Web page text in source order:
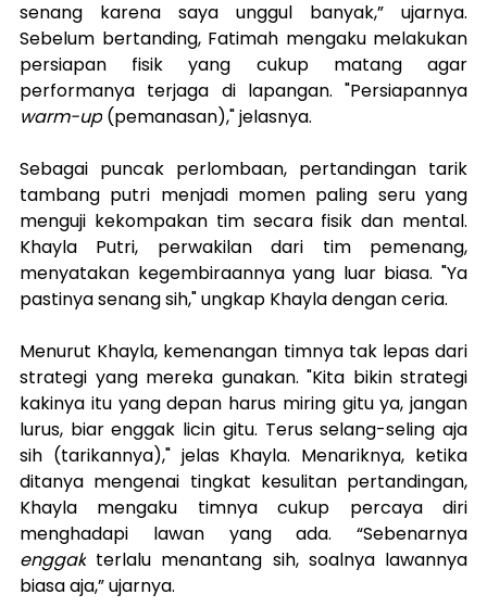
Sebelum bertanding, Fatimah mengaku melakukan
persiapan fisik yang cukup matang agar
warm-up (pemanasan)," jelasnya.
Sebagai puncak perlombaan, pertandingan tarik
tambang putri menjadi momen paling seru yang
menguji kekompakan tim secara fisik dan mental.
Khayla Putri, perwakilan dari tim pemenang,
menyatakan kegembiraannya yang luar biasa. "Ya
pastinya senang sih," ungkap Khayla dengan ceria.
Menurut Khayla, kemenangan timnya tak lepas dari
strategi yang mereka gunakan. "Kita bikin strategi
kakinya itu yang depan harus miring gitu ya, jangan
lurus, biar enggak licin gitu. Terus selang-seling aja
sih (tarikannya)," jelas Khayla. Menariknya, ketika
ditanya mengenai tingkat kesulitan pertandingan,
Khayla mengaku timnya cukup percaya diri
enggak terlalu menantang sih, soalnya lawannya
biasa aja,” ujarnya.